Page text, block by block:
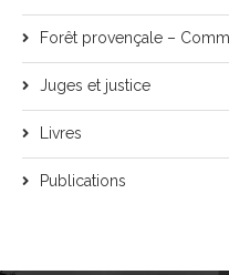
Forêt provençale –
Juges et justice
Livres
Publications